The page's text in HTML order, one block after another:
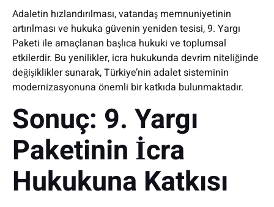
Adaletin hızlandırılması, vatandaş memnuniyetinin
artırılması ve hukuka güvenin yeniden tesisi, 9. Yargı
Paketi ile amaçlanan başlıca hukuki ve toplumsal
etkilerdir. Bu yenilikler, icra hukukunda devrim niteliğinde
değişiklikler sunarak, Türkiye’nin adalet sisteminin
modernizasyonuna önemli bir katkıda bulunmaktadır.
Sonuç: 9. Yargı
Paketinin İcra
Hukukuna Katkısı